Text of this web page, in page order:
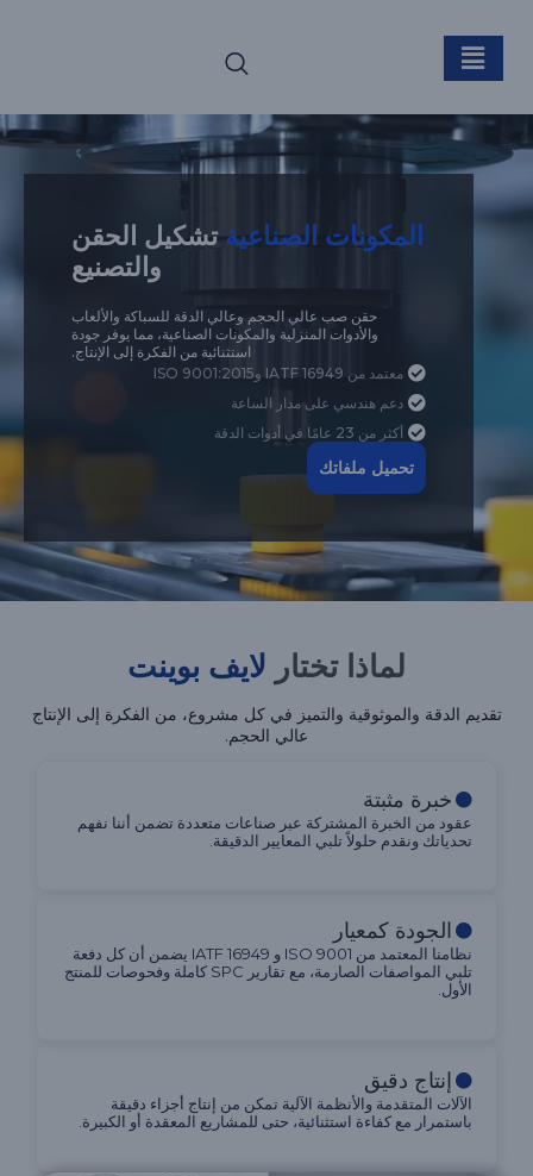
المكونات الصناعية
المكونات الصناعيةتشكيل الحقن
والتصنيع
حقن صب عالي الحجم وعالي الدقة للسباكة والألعاب
والأدوات المنزلية والمكونات الصناعية، مما يوفر جودة
استثنائية من الفكرة إلى الإنتاج.
معتمد من IATF 16949 وISO 9001:2015
دعم هندسي على مدار الساعة
أكثر من 23 عامًا في أدوات الدقة
تحميل ملفاتك
لماذا تختار لايف بوينت
تقديم الدقة والموثوقية والتميز في كل مشروع، من الفكرة إلى الإنتاج
عالي الحجم.
خبرة مثبتة
عقود من الخبرة المشتركة عبر صناعات متعددة تضمن أننا نفهم
تحدياتك ونقدم حلولاً تلبي المعايير الدقيقة.
الجودة كمعيار
نظامنا المعتمد من ISO 9001 و IATF 16949 يضمن أن كل دفعة
تلبي المواصفات الصارمة، مع تقارير SPC كاملة وفحوصات للمنتج
الأول.
إنتاج دقيق
الآلات المتقدمة والأنظمة الآلية تمكن من إنتاج أجزاء دقيقة
باستمرار مع كفاءة استثنائية، حتى للمشاريع المعقدة أو الكبيرة.